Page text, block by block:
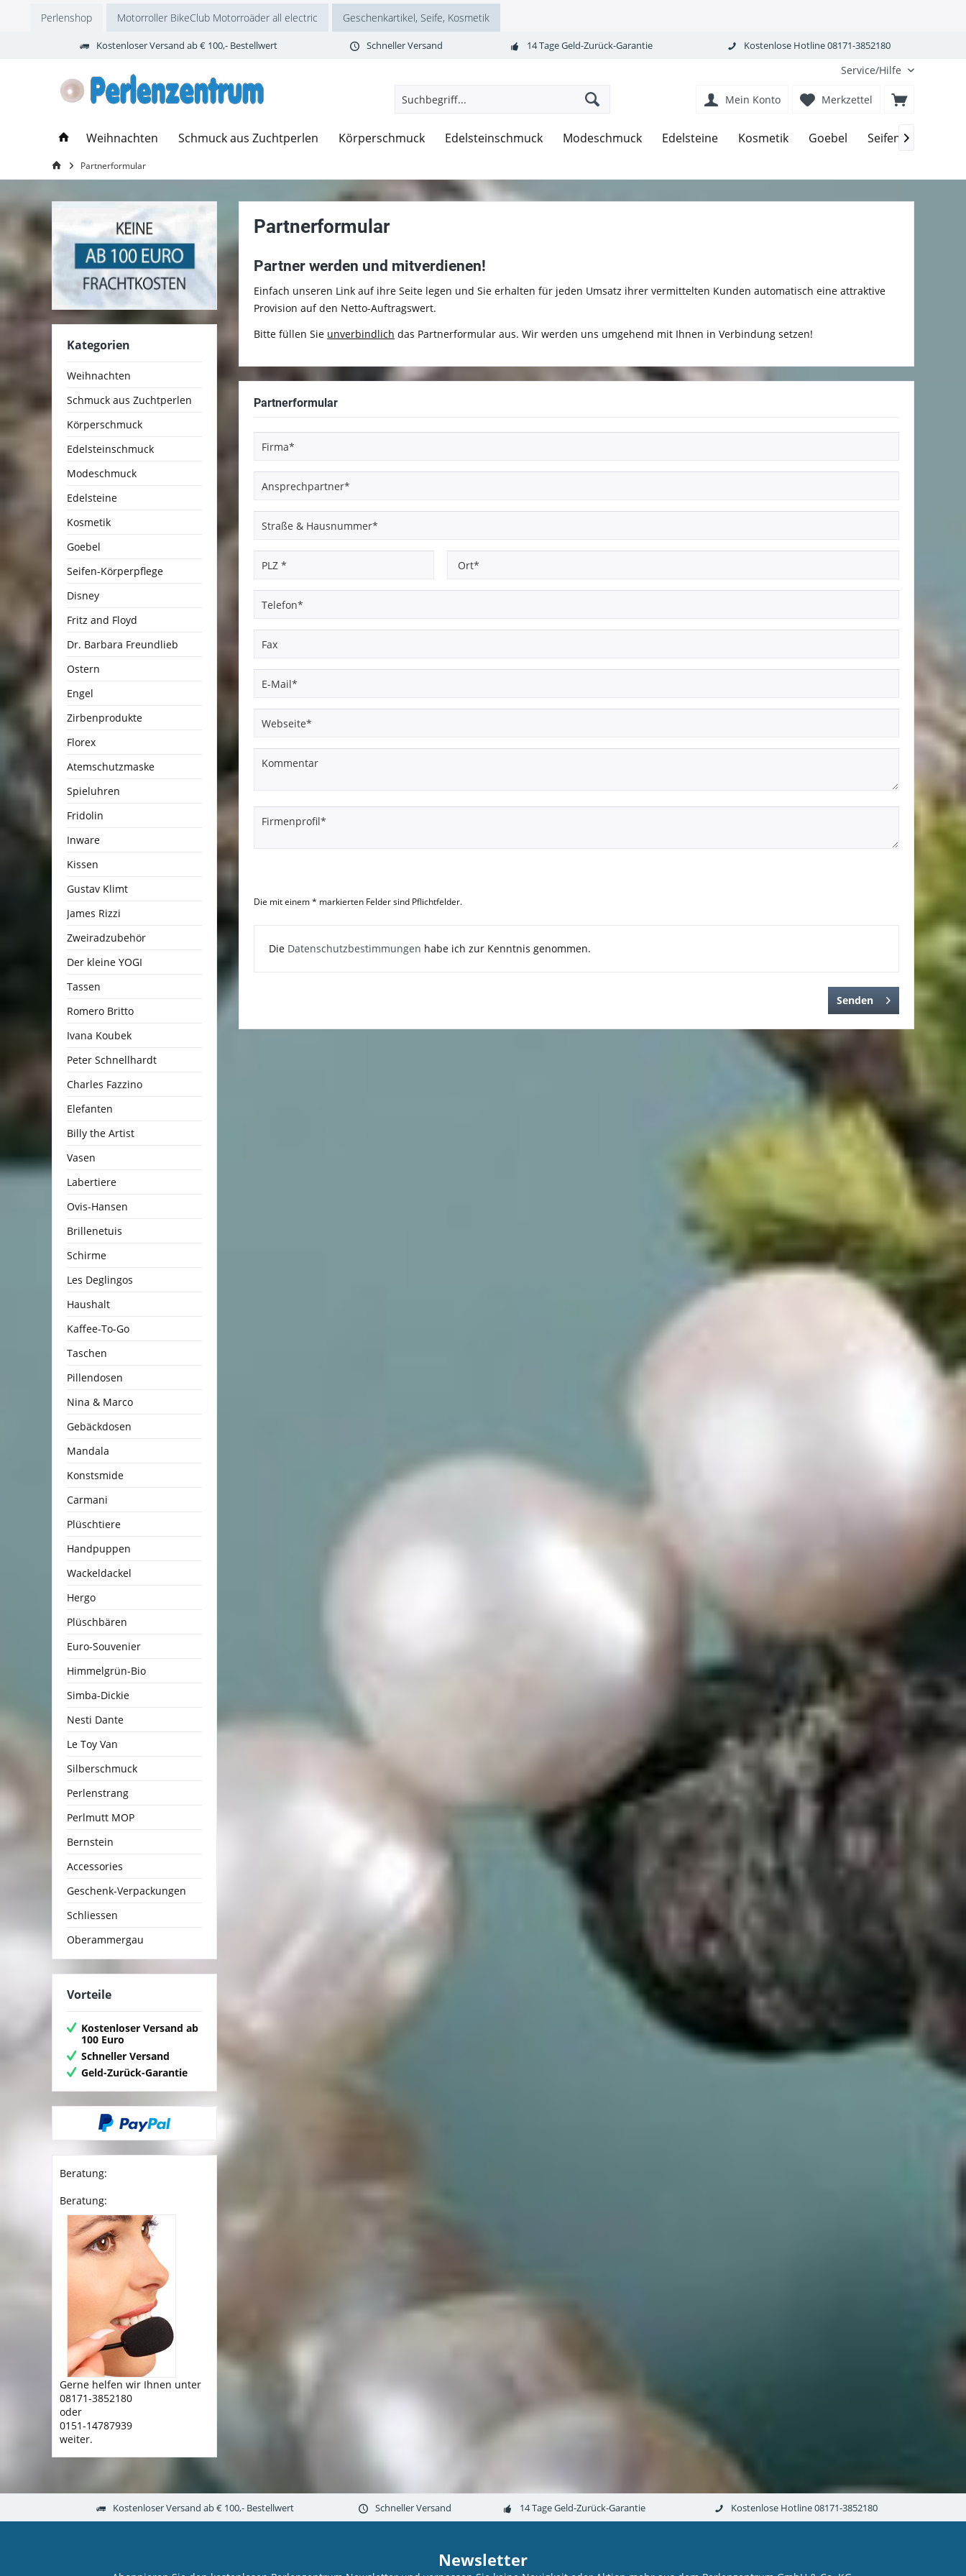
Perlenshop Motorroller BikeClub Motorroäder all electric Geschenkartikel, Seife, Kosmetik
Kostenloser Versand ab € 100,- Bestellwert Schneller Versand 14 Tage Geld-Zurück-Garantie Kostenlose Hotline 08171-3852180
Service/Hilfe
Merkzettel
Mein Konto
Weihnachten Schmuck aus Zuchtperlen Körperschmuck Edelsteinschmuck Modeschmuck Edelsteine Kosmetik Goebel Seifen-
Partnerformular
Kategorien
Weihnachten
Schmuck aus Zuchtperlen
Körperschmuck
Edelsteinschmuck
Modeschmuck
Edelsteine
Kosmetik
Goebel
Seifen-Körperpflege
Disney
Fritz and Floyd
Dr. Barbara Freundlieb
Ostern
Engel
Zirbenprodukte
Florex
Atemschutzmaske
Spieluhren
Fridolin
Inware
Kissen
Gustav Klimt
James Rizzi
Zweiradzubehör
Der kleine YOGI
Tassen
Romero Britto
Ivana Koubek
Peter Schnellhardt
Charles Fazzino
Elefanten
Billy the Artist
Vasen
Labertiere
Ovis-Hansen
Brillenetuis
Schirme
Les Deglingos
Haushalt
Kaffee-To-Go
Taschen
Pillendosen
Nina & Marco
Gebäckdosen
Mandala
Konstsmide
Carmani
Plüschtiere
Handpuppen
Wackeldackel
Hergo
Plüschbären
Euro-Souvenier
Himmelgrün-Bio
Simba-Dickie
Nesti Dante
Le Toy Van
Silberschmuck
Perlenstrang
Perlmutt MOP
Bernstein
Accessories
Geschenk-Verpackungen
Schliessen
Oberammergau
Vorteile
Kostenloser Versand ab
100 Euro
Schneller Versand
Geld-Zurück-Garantie
Beratung:
Beratung:
Gerne helfen wir Ihnen unter
08171-3852180
oder
0151-14787939
weiter.
Partnerformular
Partner werden und mitverdienen!
Einfach unseren Link auf ihre Seite legen und Sie erhalten für jeden Umsatz ihrer vermittelten Kunden automatisch eine attraktive
Provision auf den Netto-Auftragswert.
Bitte füllen Sie unverbindlich das Partnerformular aus. Wir werden uns umgehend mit Ihnen in Verbindung setzen!
Partnerformular
Die mit einem * markierten Felder sind Pflichtfelder.
Die Datenschutzbestimmungen habe ich zur Kenntnis genommen.
Senden
Kostenloser Versand ab € 100,- Bestellwert Schneller Versand 14 Tage Geld-Zurück-Garantie Kostenlose Hotline 08171-3852180
Newsletter